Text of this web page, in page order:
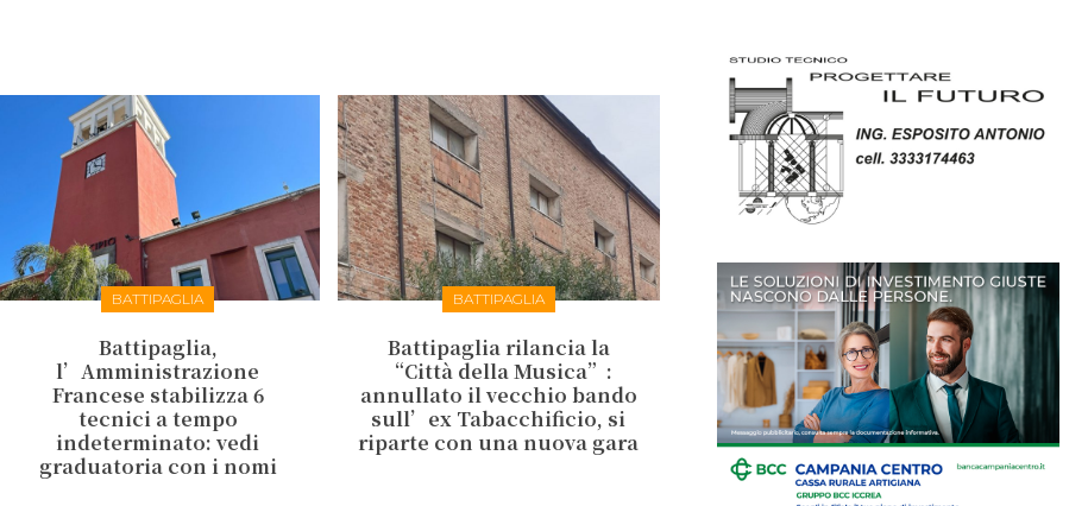
BATTIPAGLIA
Battipaglia,
l’Amministrazione
Francese stabilizza 6
tecnici a tempo
indeterminato: vedi
graduatoria con i nomi
BATTIPAGLIA
Battipaglia rilancia la
“Città della Musica”:
annullato il vecchio bando
sull’ex Tabacchificio, si
riparte con una nuova gara